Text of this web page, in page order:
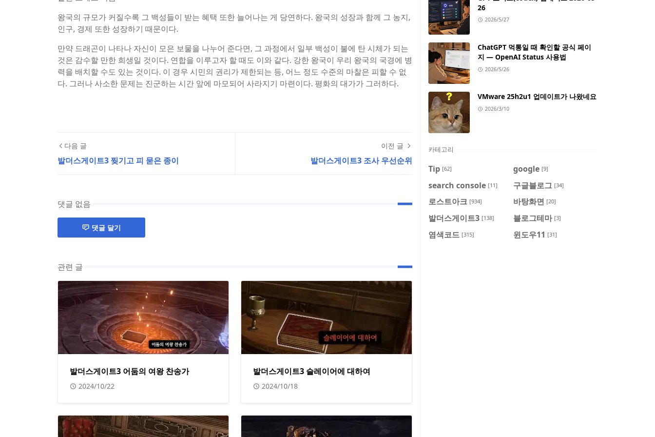
왕국의 규모가 커질수록 그 백성들이 받는 혜택 또한 늘어나는 게 당연하다. 왕국의 성장과 함께 그 농지,
인구, 경제 또한 성장하기 때문이다.
만약 드래곤이 나타나 자신이 모은 보물을 나누어 준다면, 그 과정에서 일부 백성이 불에 탄 시체가 되는
것은 감수할 만한 희생일 것이다. 연합을 이루고자 할 때도 이와 같다. 강한 왕국이 우리 왕국의 국경에 병
력을 배치할 수도 있는 것이다. 이 경우 시민의 권리가 제한되는 등, 어느 정도 수준의 마찰은 피할 수 없
다. 그러나 사소한 문제는 진군하는 시간 앞에 마모되어 사라지기 마련이다. 평화의 대가가 그러하다.
다음 글
발더스게이트3 찢기고 피 묻은 종이
이전 글
발더스게이트3 조사 우선순위
댓글 없음
댓글 달기
관련 글
발더스게이트3 어둠의 여왕 찬송가
2024/10/22
발더스게이트3 슬레이어에 대하여
2024/10/18
26
2026/5/27
ChatGPT 먹통일 때 확인할 공식 페이
지 — OpenAI Status 사용법
2026/5/26
VMware 25h2u1 업데이트가 나왔네요
2026/3/10
카테고리
Tip [62] google [9]
search console [11] 구글블로그 [34]
로스트아크 [934] 바탕화면 [20]
발더스게이트3 [138] 블로그테마 [3]
염색코드 [315] 윈도우11 [31]